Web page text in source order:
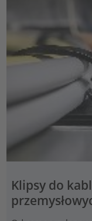
Klipsy do